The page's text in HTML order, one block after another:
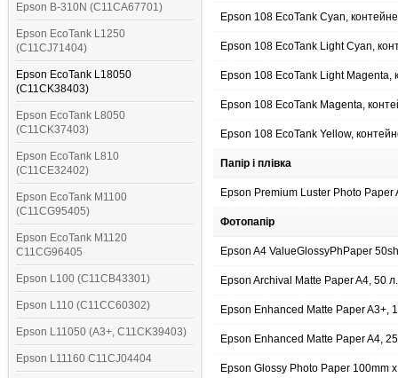
Epson B-310N (C11CA67701)
Epson EcoTank L1250
(C11CJ71404)
Epson EcoTank L18050
(C11CK38403)
Epson EcoTank L8050
(C11CK37403)
Epson EcoTank L810
(C11CE32402)
Epson EcoTank M1100
(C11CG95405)
Epson EcoTank M1120
C11CG96405
Epson L100 (C11CB43301)
Epson L110 (C11CC60302)
Epson L11050 (A3+, C11CK39403)
Epson L11160 C11CJ04404
Epson 108 EcoTank Cyan,
Epson 108 EcoTank Light Cyan,
Epson 108 EcoTank Light
Epson 108 EcoTank Magenta,
Epson 108 EcoTank Yellow,
Папір і плівка
Epson Premium Luster Photo
Фотопапір
Epson A4 ValueGlossyPhPaper
Epson Archival Matte Paper A4, 50
Epson Enhanced Matte Paper A3+,
Epson Enhanced Matte Paper A4,
Epson Glossy Photo Paper 100mm